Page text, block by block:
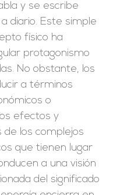
y se escribe
diario. Este simple
físico ha
protagonismo
No obstante, los
a términos
o
efectos y
de los complejos
que tienen lugar
a una visión
del significado